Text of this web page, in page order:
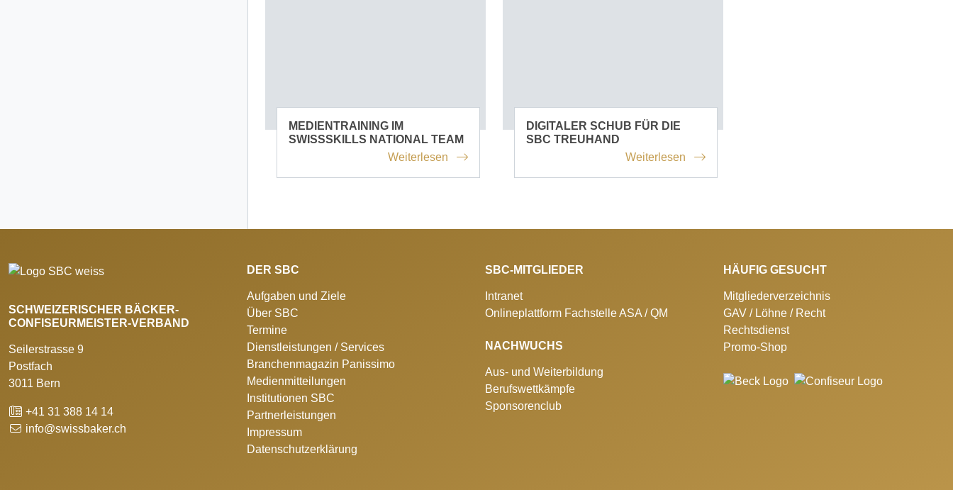
MEDIENTRAINING IM
SWISSSKILLS NATIONAL TEAM
Weiterlesen
DIGITALER SCHUB FÜR DIE
SBC TREUHAND
Weiterlesen
SCHWEIZERISCHER BÄCKER-
CONFISEURMEISTER-VERBAND
Seilerstrasse 9
Postfach
3011 Bern
+41 31 388 14 14
info@swissbaker.ch
DER SBC
Aufgaben und Ziele
Über SBC
Termine
Dienstleistungen / Services
Branchenmagazin Panissimo
Medienmitteilungen
Institutionen SBC
Partnerleistungen
Impressum
Datenschutzerklärung
SBC-MITGLIEDER
Intranet
Onlineplattform Fachstelle ASA / QM
NACHWUCHS
Aus- und Weiterbildung
Berufswettkämpfe
Sponsorenclub
HÄUFIG GESUCHT
Mitgliederverzeichnis
GAV / Löhne / Recht
Rechtsdienst
Promo-Shop